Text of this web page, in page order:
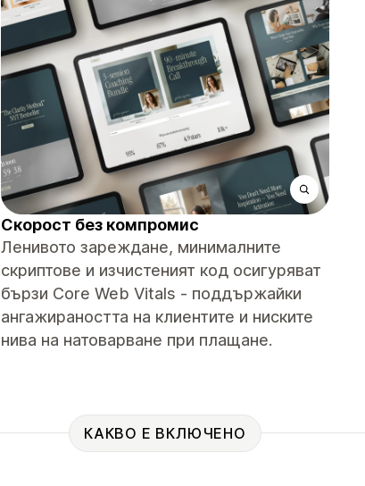
Скорост без компромис
Ленивото зареждане, минималните
скриптове и изчистеният код осигуряват
бързи Core Web Vitals - поддържайки
ангажираността на клиентите и ниските
нива на натоварване при плащане.
КАКВО Е ВКЛЮЧЕНО